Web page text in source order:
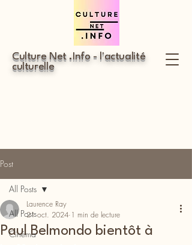
Culture Net .Info - l'actualité
culturelle
Post
All Posts
Cinéma
All Posts
Paul Belmondo bientôt à
Laurence Ray
21 oct. 2024 1 min de lecture